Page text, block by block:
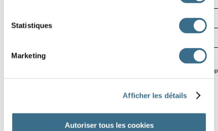
Statistiques
Marketing
Afficher les détails
Autoriser tous les cookies
crossword-